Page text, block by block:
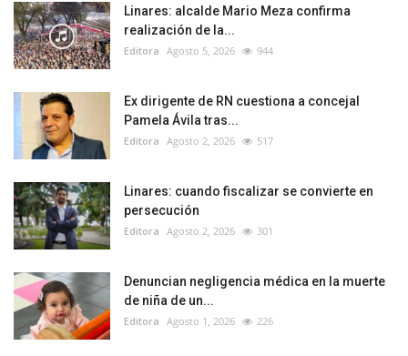
Linares: alcalde Mario Meza confirma
realización de la...
Editora Agosto 5, 2026 944
Ex dirigente de RN cuestiona a concejal
Pamela Ávila tras...
Editora Agosto 2, 2026 517
Linares: cuando fiscalizar se convierte en
persecución
Editora Agosto 2, 2026 301
Denuncian negligencia médica en la muerte
de niña de un...
Editora Agosto 1, 2026 226